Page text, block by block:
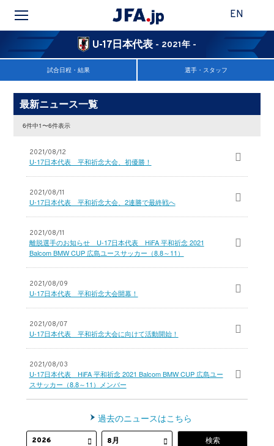
EN
U-17日本代表 - 2021年 -
試合日程・結果 選手・スタッフ
最新ニュース一覧
6件中1〜6件表示
2021/08/12
U-17日本代表 平和祈念大会、初優勝！
2021/08/11
U-17日本代表 平和祈念大会、2連勝で最終戦へ
2021/08/11
離脱選手のお知らせ U-17日本代表 HiFA 平和祈念 2021
Balcom BMW CUP 広島ユースサッカー（8.8～11）
2021/08/09
U-17日本代表 平和祈念大会開幕！
2021/08/07
U-17日本代表 平和祈念大会に向けて活動開始！
2021/08/03
U-17日本代表 HiFA 平和祈念 2021 Balcom BMW CUP 広島ユー
スサッカー（8.8～11）メンバー
過去のニュースはこちら